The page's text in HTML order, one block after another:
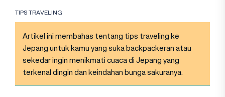
TIPS TRAVELING
Artikel ini membahas tentang tips traveling ke
Jepang untuk kamu yang suka backpackeran atau
sekedar ingin menikmati cuaca di Jepang yang
terkenal dingin dan keindahan bunga sakuranya.